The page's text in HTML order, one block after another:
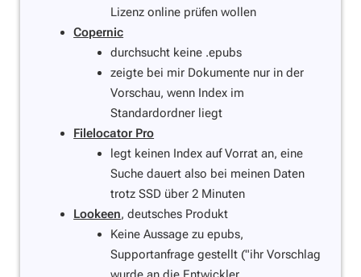
Lizenz online prüfen wollen
Copernic
durchsucht keine .epubs
zeigte bei mir Dokumente nur in der
Vorschau, wenn Index im
Standardordner liegt
Filelocator Pro
legt keinen Index auf Vorrat an, eine
Suche dauert also bei meinen Daten
trotz SSD über 2 Minuten
Lookeen, deutsches Produkt
Keine Aussage zu epubs,
Supportanfrage gestellt ("ihr Vorschlag